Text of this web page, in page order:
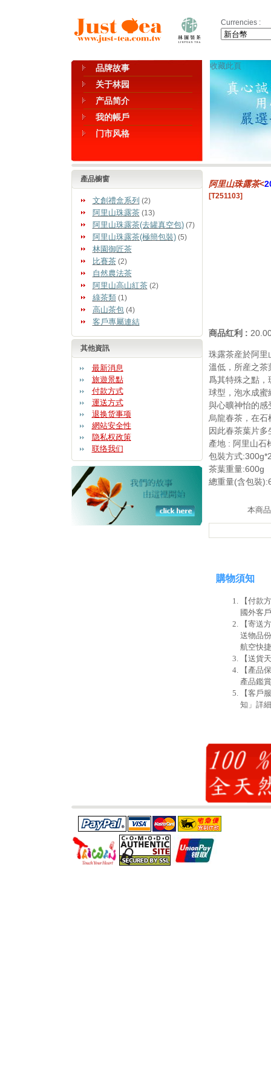
Currencies :
品牌故事
关于林园
产品简介
我的帳戶
门市风格
收藏此頁
產品櫥窗
文創禮盒系列 (2)
阿里山珠露茶(13)
阿里山珠露茶(去罐真空包)(7)
阿里山珠露茶(極簡包裝)(5)
林園御匠茶
比賽茶(2)
自然農法茶
阿里山高山紅茶(2)
綠茶類 (1)
高山茶包(4)
客戶專屬連結
其他資訊
最新消息
旅遊景點
付款方式
運送方式
退换货事项
網站安全性
隐私权政策
联络我们
阿里山珠露茶<
[T251103]
商品红利 :
珠露茶産於阿里
溫低，所産之茶
爲其特殊之點
球型，泡水成蜜
與心曠神怡的感
烏龍春茶，在
因此春茶葉片
產地 : 阿里山石
包裝方式
茶葉重量:600g
總重量(含包裝
本商
購物須知
【付款
國外客
【寄送
送物品
航空快
【送貨
【產品
產品鑑
【客戶
知」詳